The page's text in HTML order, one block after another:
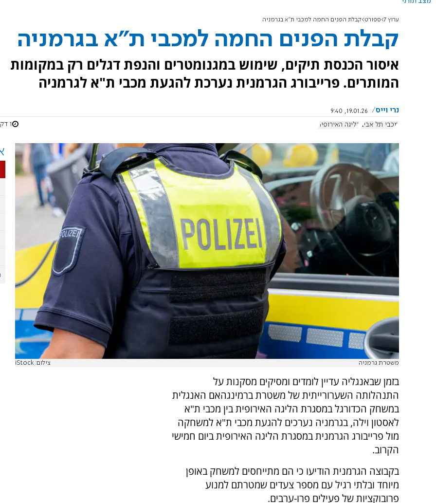
ערוץ 7 ספורט קבלת הפנים החמה למכבי ת"א בגרמניה
קבלת הפנים החמה למכבי ת"א בגרמניה
איסור הכנסת תיקים, שימוש במגנומטרים והנפת דגלים רק במקומות
המותרים. פרייבורג הגרמנית נערכת להגעת מכבי ת"א לגרמניה
נרי וייס
19.01.26, 9:40
מכבי תל אביב הליגה האירופית 1 דקות
משטרת גרמניה צילום: iStock
בזמן שבאנגליה עדיין לומדים ומסיקים מסקנות על
התנהלותה השערורייתית של משטרת ברמינגהאם האנגלית
במשחק הכדורגל במסגרת הליגה האירופית בין מכבי ת"א
לאסטון וילה, בגרמניה נערכים להגעת מכבי ת"א למשחקה
מול פרייבורג הגרמנית במסגרת הליגה האירופית ביום חמישי
הקרוב.
בקבוצה הגרמנית הודיעו כי הם מתייחסים למשחק באופן
מיוחד ובלתי רגיל עם מספר צעדים שמטרתם למנוע
פרובוקציות של פעילים פרו-ערבים.